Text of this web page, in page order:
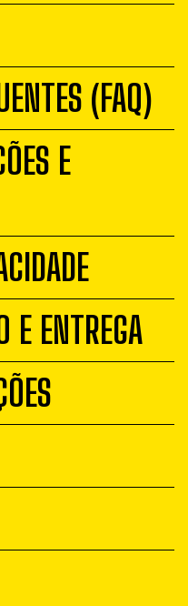
(FAQ)
E
E ENTREGA